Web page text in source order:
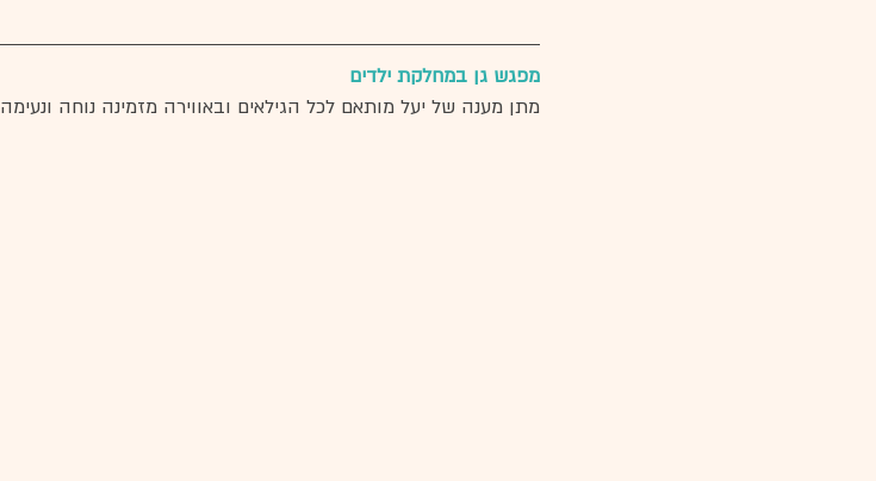
מפגש גן במחלקת ילדים
מתן מענה של יעל מותאם לכל הגילאים ובאווירה מזמינה נוחה ונעימה